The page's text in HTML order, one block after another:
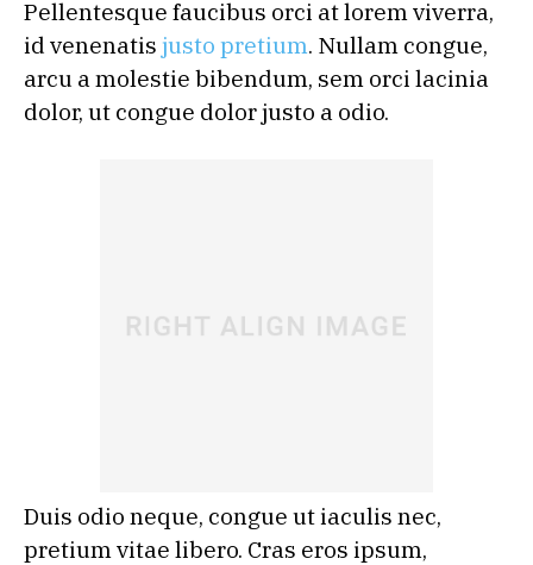
Pellentesque faucibus orci at lorem viverra,
id venenatis justo pretium. Nullam congue,
arcu a molestie bibendum, sem orci lacinia
dolor, ut congue dolor justo a odio.
Duis odio neque, congue ut iaculis nec,
pretium vitae libero. Cras eros ipsum,